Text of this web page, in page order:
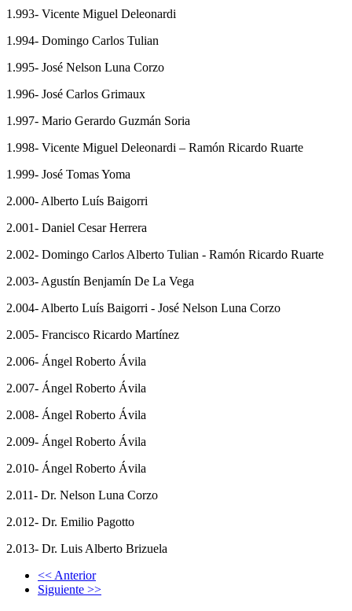
1.993- Vicente Miguel Deleonardi
1.994- Domingo Carlos Tulian
1.995- José Nelson Luna Corzo
1.996- José Carlos Grimaux
1.997- Mario Gerardo Guzmán Soria
1.998- Vicente Miguel Deleonardi – Ramón Ricardo Ruarte
1.999- José Tomas Yoma
2.000- Alberto Luís Baigorri
2.001- Daniel Cesar Herrera
2.002- Domingo Carlos Alberto Tulian - Ramón Ricardo Ruarte
2.003- Agustín Benjamín De La Vega
2.004- Alberto Luís Baigorri - José Nelson Luna Corzo
2.005- Francisco Ricardo Martínez
2.006- Ángel Roberto Ávila
2.007- Ángel Roberto Ávila
2.008- Ángel Roberto Ávila
2.009- Ángel Roberto Ávila
2.010- Ángel Roberto Ávila
2.011- Dr. Nelson Luna Corzo
2.012- Dr. Emilio Pagotto
2.013- Dr. Luis Alberto Brizuela
<< Anterior
Siguiente >>